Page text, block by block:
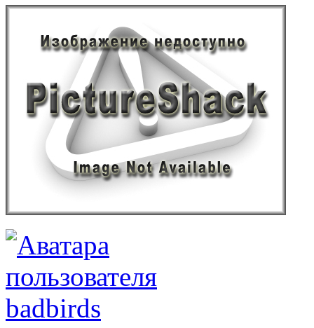
badbirds